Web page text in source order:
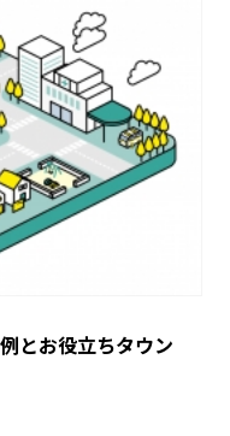
とお役立ちタウン